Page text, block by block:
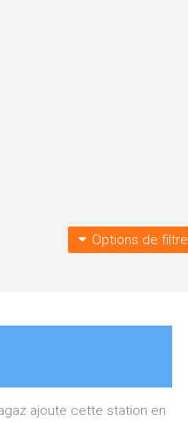
Options de filtre
ajoute cette station en